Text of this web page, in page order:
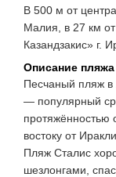
В 500 м от
Малия, в 27 км
Казандзакис» г.
Описание пляжа
Песчаный пляж в
— популярный
протяжённостью
востоку от
Пляж Сталис
шезлонгами,